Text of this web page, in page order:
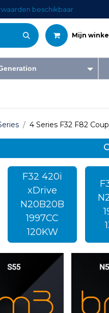
beschikbaar
Mijn
4 Series F32 F82
F32 420i
xDrive
N20B20B
1997CC
120KW